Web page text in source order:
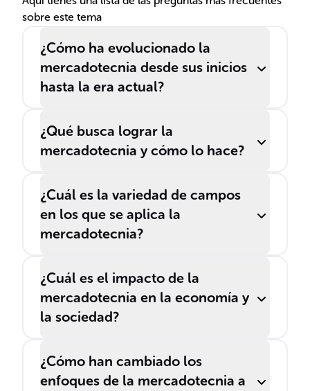
sobre este tema
¿Cómo ha evolucionado la
mercadotecnia desde sus inicios
hasta la era actual?
¿Qué busca lograr la
mercadotecnia y cómo lo hace?
¿Cuál es la variedad de campos
en los que se aplica la
mercadotecnia?
¿Cuál es el impacto de la
mercadotecnia en la economía y
la sociedad?
¿Cómo han cambiado los
enfoques de la mercadotecnia a